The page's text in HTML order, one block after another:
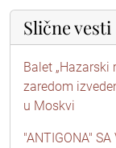
Slične vesti
Balet „Hazarski
zaredom
u Moskvi
"ANTIGONA"